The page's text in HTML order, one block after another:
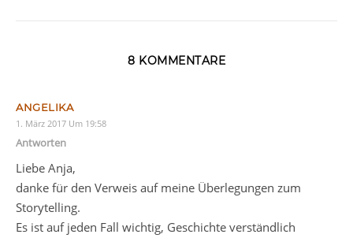
8 KOMMENTARE
ANGELIKA
1. März 2017 Um 19:58
Antworten
Liebe Anja,
danke für den Verweis auf meine Überlegungen zum
Storytelling.
Es ist auf jeden Fall wichtig, Geschichte verständlich